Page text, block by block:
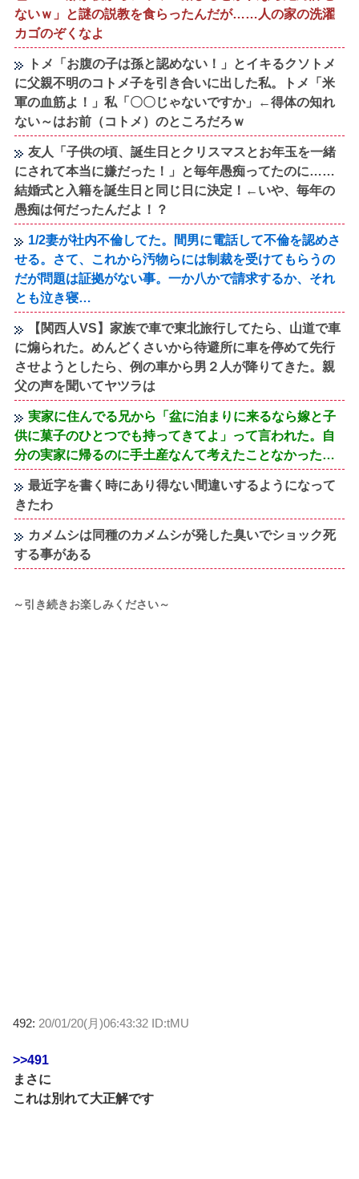
ないｗ」と謎の説教を食らったんだが……人の家の洗濯
カゴのぞくなよ
トメ「お腹の子は孫と認めない！」とイキるクソトメ
に父親不明のコトメ子を引き合いに出した私。トメ「米
軍の血筋よ！」私「〇〇じゃないですか」←得体の知れ
ない～はお前（コトメ）のところだろｗ
友人「子供の頃、誕生日とクリスマスとお年玉を一緒
にされて本当に嫌だった！」と毎年愚痴ってたのに……
結婚式と入籍を誕生日と同じ日に決定！←いや、毎年の
愚痴は何だったんだよ！？
1/2妻が社内不倫してた。間男に電話して不倫を認めさ
せる。さて、これから汚物らには制裁を受けてもらうの
だが問題は証拠がない事。一か八かで請求するか、それ
とも泣き寝…
【関西人VS】家族で車で東北旅行してたら、山道で車
に煽られた。めんどくさいから待避所に車を停めて先行
させようとしたら、例の車から男２人が降りてきた。親
父の声を聞いてヤツラは
実家に住んでる兄から「盆に泊まりに来るなら嫁と子
供に菓子のひとつでも持ってきてよ」って言われた。自
分の実家に帰るのに手土産なんて考えたことなかった…
最近字を書く時にあり得ない間違いするようになって
きたわ
カメムシは同種のカメムシが発した臭いでショック死
する事がある
～引き続きお楽しみください～
492: 20/01/20(月)06:43:32 ID:tMU
>>491
まさに
これは別れて大正解です